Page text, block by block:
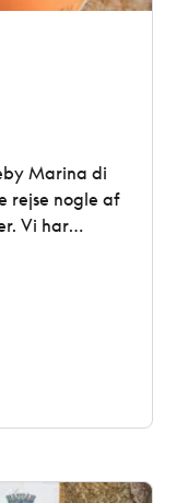
Marina di
rejse nogle af
Vi har
egne